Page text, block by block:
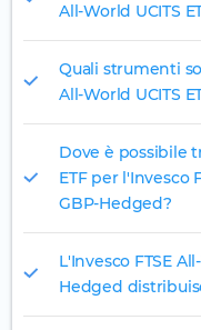
All-World UCITS
Quali strumenti
All-World UCITS
Dove è possibile
ETF per l'Invesco
GBP-Hedged?
L'Invesco FTSE
Hedged